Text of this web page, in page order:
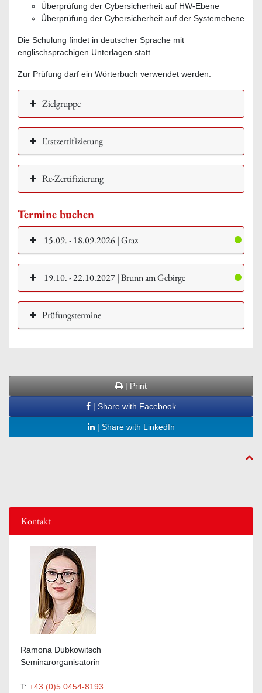
Überprüfung der Cybersicherheit auf HW-Ebene
Überprüfung der Cybersicherheit auf der Systemebene
Die Schulung findet in deutscher Sprache mit
englischsprachigen Unterlagen statt.
Zur Prüfung darf ein Wörterbuch verwendet werden.
Zielgruppe
Erstzertifizierung
Re-Zertifizierung
Termine buchen
15.09. - 18.09.2026 | Graz
19.10. - 22.10.2027 | Brunn am Gebirge
Prüfungstermine
| Print
| Share with Facebook
| Share with LinkedIn
to
Kontakt
Ramona Dubkowitsch
Seminarorganisatorin
T: +43 (0)5 0454-8193